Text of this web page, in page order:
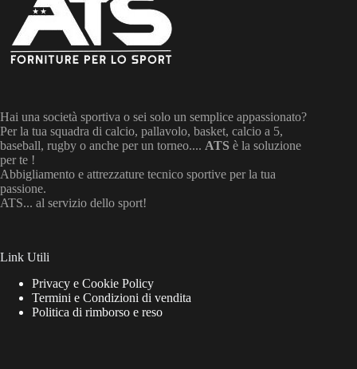
Hai una società sportiva o sei solo un semplice appassionato?
Per la tua squadra di calcio, pallavolo, basket, calcio a 5,
baseball, rugby o anche per un torneo.... ATS è la soluzione
per te !
Abbigliamento e attrezzature tecnico sportive per la tua
passione.
ATS... al servizio dello sport!
Link Utili
Privacy e Cookie Policy
Termini e Condizioni di vendita
Politica di rimborso e reso